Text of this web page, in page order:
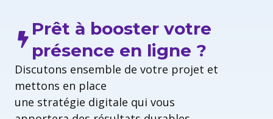
Prêt à booster votre
présence en ligne ?
Discutons ensemble de votre projet et
mettons en place
une stratégie digitale qui vous